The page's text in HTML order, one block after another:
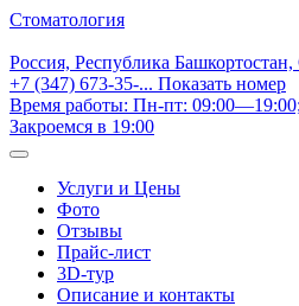
Стоматология
Россия, Республика
+7 (347) 673-35-... Показать номер
Время работы: Пн-пт:
Закроемся в 19:00
Услуги и Цены
Фото
Отзывы
Прайс-лист
3D-тур
Описание и контакты